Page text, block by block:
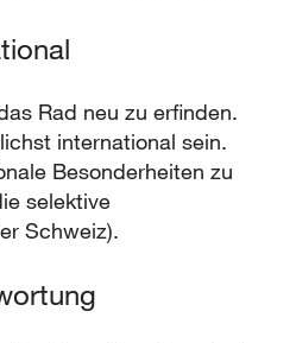
Rad neu zu erfinden.
international sein.
Besonderheiten zu
selektive
Schweiz).